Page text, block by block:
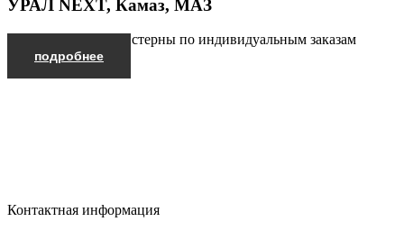
УРАЛ NEXT, Камаз, МАЗ
Производим автоцистерны по индивидуальным заказам
подробнее
Контактная информация